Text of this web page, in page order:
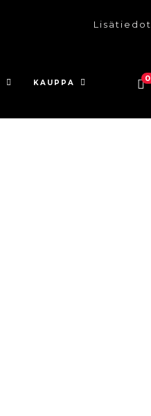
Lisätiedot
KAUPPA 0